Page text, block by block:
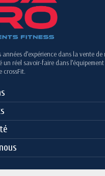
années d’expérience dans la vente
un réel savoir-faire dans
crossFit.